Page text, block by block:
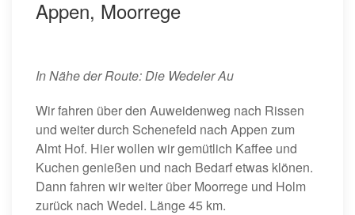
Appen, Moorrege
In Nähe der Route: Die Wedeler Au
Wir fahren über den Auweidenweg nach Rissen
und weiter durch Schenefeld nach Appen zum
Almt Hof. Hier wollen wir gemütlich Kaffee und
Kuchen genießen und nach Bedarf etwas klönen.
Dann fahren wir weiter über Moorrege und Holm
zurück nach Wedel. Länge 45 km.